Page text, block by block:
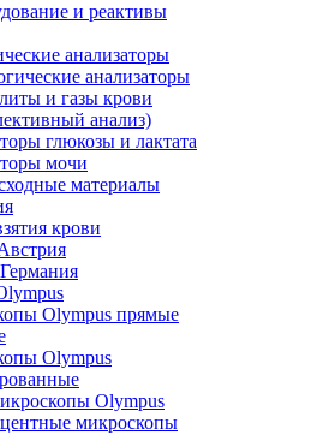
и реактивы
анализаторы
анализаторы
и газы крови
анализ)
глюкозы и лактата
мочи
материалы
крови
Olympus прямые
Olympus
Olympus
микроскопы